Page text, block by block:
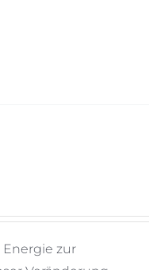
Energie zur